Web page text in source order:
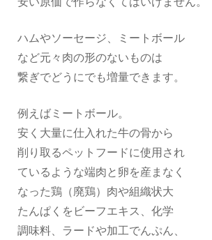
ハムやソーセージ、ミートボール
など元々肉の形のないものは
繋ぎでどうにでも増量できます。
例えばミートボール。
安く大量に仕入れた牛の骨から
削り取るペットフードに使用され
ているような端肉と卵を産まなく
なった鶏（廃鶏）肉や組織状大
たんぱくをビーフエキス、化学
調味料、ラードや加工でんぷん、